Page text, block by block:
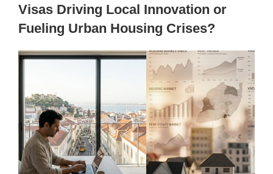
Visas Driving Local Innovation or
Fueling Urban Housing Crises?